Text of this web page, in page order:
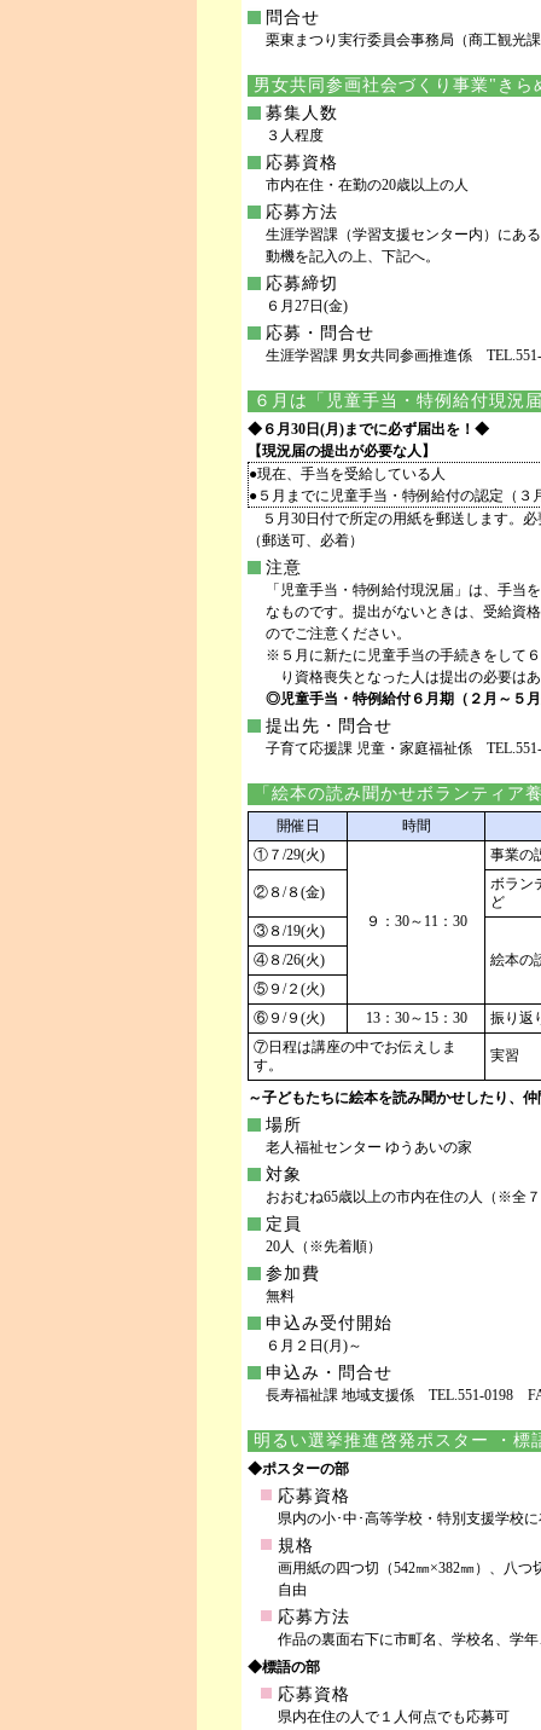
問合せ
栗東まつり実行委員会事務局（商工観光
男女共同参画社会づくり事業"き
募集人数
３人程度
応募資格
市内在住・在勤の20歳以上の人
応募方法
生涯学習課（学習支援センター内）にあ
動機を記入の上、下記へ。
応募締切
６月27日(金)
応募・問合せ
生涯学習課 男女共同参画推進係
６月は「児童手当・特例給付現況
◆６月30日(月)までに必ず届出を！◆
【現況届の提出が必要な人】
●現在、手当を受給している人
●５月までに児童手当・特例給付の認定（３
５月30日付で所定の用紙を郵送します。
（郵送可、必着）
注意
「児童手当・特例給付現況届」は、手当
なものです。提出がないときは、受給資
のでご注意ください。
※５月に新たに児童手当の手続きをして
り資格喪失となった人は提出の必要は
◎児童手当・特例給付６月期（２月～５
提出先・問合せ
子育て応援課 児童・家庭福祉係
「絵本の読み聞かせボランティア
開催日
時間
①７/29(火)
９：30～11：30
事業の
②８/８(金)
ボラン
ど
③８/19(火)
絵本の
④８/26(火)
⑤９/２(火)
⑥９/９(火)
13：30～15：30
振り返
⑦日程は講座の中でお伝えしま
す。
実習
～子どもたちに絵本を読み聞かせしたり、
場所
老人福祉センター ゆうあいの家
対象
おおむね65歳以上の市内在住の人（※全
定員
20人（※先着順）
参加費
無料
申込み受付開始
６月２日(月)～
申込み・問合せ
長寿福祉課 地域支援係 TEL.551-0198
明るい選挙推進啓発ポスター ・標
◆ポスターの部
応募資格
県内の小･中･高等学校・特別支援学校
規格
画用紙の四つ切（542㎜×382㎜）、八
自由
応募方法
作品の裏面右下に市町名、学校名、学
◆標語の部
応募資格
県内在住の人で１人何点でも応募可